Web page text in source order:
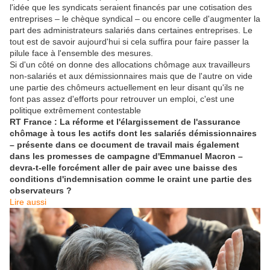
l'idée que les syndicats seraient financés par une cotisation des
entreprises – le chèque syndical – ou encore celle d'augmenter la
part des administrateurs salariés dans certaines entreprises. Le
tout est de savoir aujourd'hui si cela suffira pour faire passer la
pilule face à l'ensemble des mesures.
Si d'un côté on donne des allocations chômage aux travailleurs
non-salariés et aux démissionnaires mais que de l'autre on vide
une partie des chômeurs actuellement en leur disant qu'ils ne
font pas assez d'efforts pour retrouver un emploi, c'est une
politique extrêmement contestable
RT France : La réforme et l'élargissement de l'assurance
chômage à tous les actifs dont les salariés démissionnaires
– présente dans ce document de travail mais également
dans les promesses de campagne d'Emmanuel Macron –
devra-t-elle forcément aller de pair avec une baisse des
conditions d'indemnisation comme le craint une partie des
observateurs ?
Lire aussi